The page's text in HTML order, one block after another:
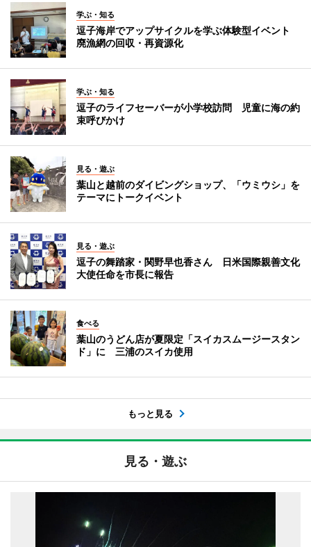
学ぶ・知る
逗子海岸でアップサイクルを学ぶ体験型イベント
廃漁網の回収・再資源化
学ぶ・知る
逗子のライフセーバーが小学校訪問 児童に海の約
束呼びかけ
見る・遊ぶ
葉山と越前のダイビングショップ、「ウミウシ」を
テーマにトークイベント
見る・遊ぶ
逗子の舞踏家・関野早也香さん 日米国際親善文化
大使任命を市長に報告
食べる
葉山のうどん店が夏限定「スイカスムージースタン
ド」に 三浦のスイカ使用
もっと見る
見る・遊ぶ